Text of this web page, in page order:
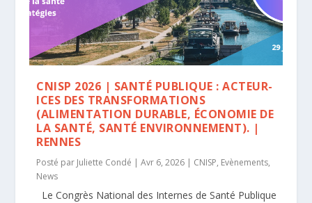
CNISP 2026 | SANTÉ PUBLIQUE : ACTEUR-
ICES DES TRANSFORMATIONS
(ALIMENTATION DURABLE, ÉCONOMIE DE
LA SANTÉ, SANTÉ ENVIRONNEMENT). |
RENNES
Posté par Juliette Condé |Avr 6, 2026 | CNISP, Evènements,
News
Le Congrès National des Internes de Santé Publique